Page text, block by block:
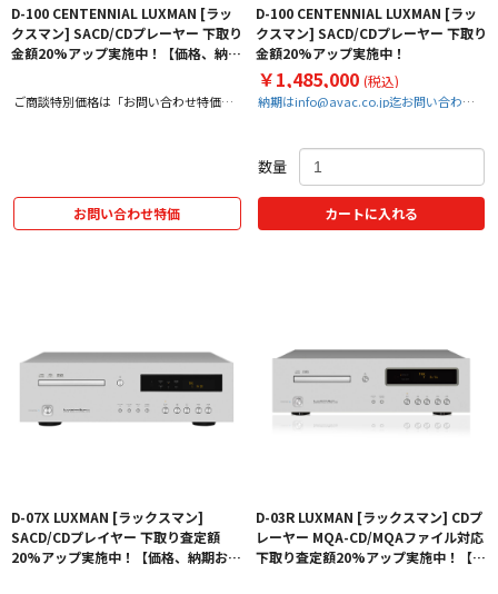
D-100 CENTENNIAL LUXMAN [ラッ
クスマン] SACD/CDプレーヤー 下取り
金額20%アップ実施中！【価格、納期
ご商談特別価格は「お問い合わせ特価」
お問い合わせ特価
D-100 CENTENNIAL LUXMAN [ラッ
クスマン] SACD/CDプレーヤー 下取り
金額20%アップ実施中！
￥1,485,000 (税込)
納期はinfo@avac.co.jp迄お問い合わせ
数量
カートに入れる
D-07X LUXMAN [ラックスマン]
SACD/CDプレイヤー 下取り査定額
20%アップ実施中！【価格、納期お問
D-03R LUXMAN [ラックスマン] CDプ
レーヤー MQA-CD/MQAファイル対応
下取り査定額20%アップ実施中！【価